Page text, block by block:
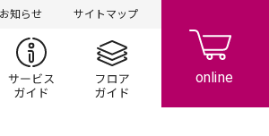
お知らせ サイトマップ
ショップニュースサービスガイドフロアガイド